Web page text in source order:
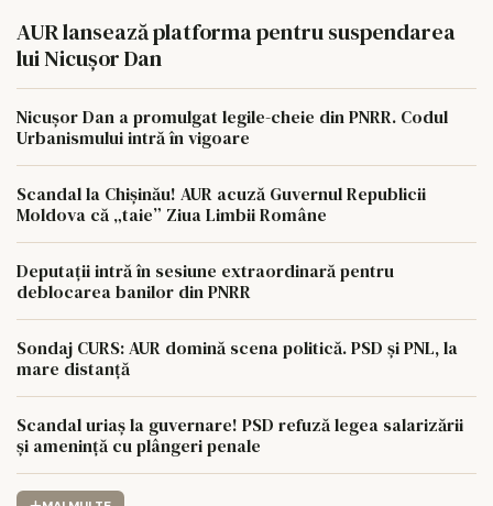
AUR lansează platforma pentru suspendarea
lui Nicușor Dan
Nicușor Dan a promulgat legile-cheie din PNRR. Codul
Urbanismului intră în vigoare
Scandal la Chișinău! AUR acuză Guvernul Republicii
Moldova că „taie” Ziua Limbii Române
Deputații intră în sesiune extraordinară pentru
deblocarea banilor din PNRR
Sondaj CURS: AUR domină scena politică. PSD și PNL, la
mare distanță
Scandal uriaș la guvernare! PSD refuză legea salarizării
și amenință cu plângeri penale